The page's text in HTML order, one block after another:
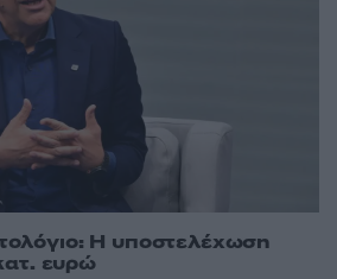
Η υποστελέχωση
ευρώ